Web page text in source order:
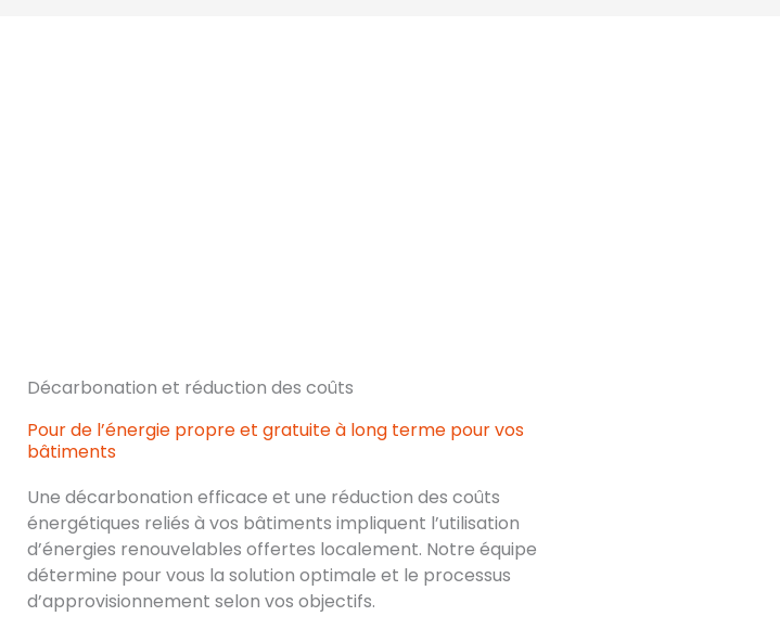
Décarbonation et réduction des coûts
Pour de l’énergie propre et gratuite à long terme pour vos
bâtiments
Une décarbonation efficace et une réduction des coûts
énergétiques reliés à vos bâtiments impliquent l’utilisation
d’énergies renouvelables offertes localement. Notre équipe
détermine pour vous la solution optimale et le processus
d’approvisionnement selon vos objectifs.